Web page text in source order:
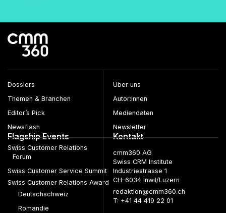
Dossiers
Themen & Branchen
Editor’s Pick
Newsflash
Über uns
Autor:innen
Mediendaten
Newsletter
Flagship Events
Swiss Customer Relations
Forum
Swiss Customer Service Summit
Swiss Customer Relations Award
Deutschschweiz
Romandie
Kontakt
cmm360 AG
Swiss CRM Institute
Industriestrasse 1
CH–6034 Inwil/Luzern
redaktion@cmm360.ch
T: +41 44 419 22 01